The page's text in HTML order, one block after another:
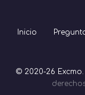
Inicio
© 2020-26